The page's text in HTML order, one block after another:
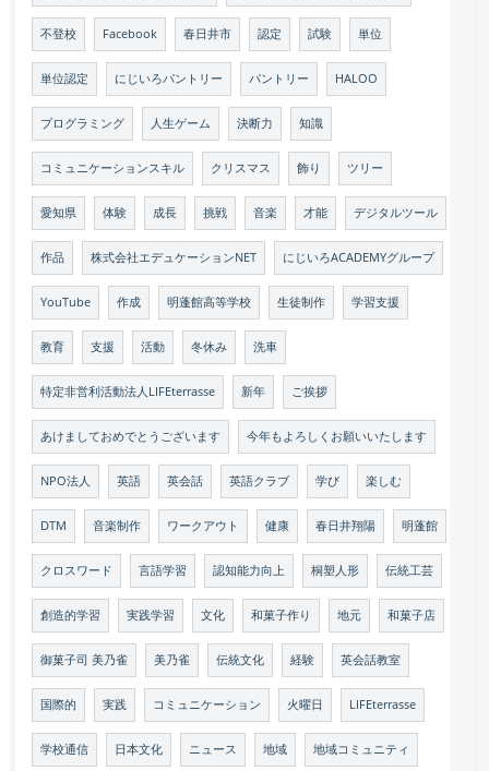
不登校 Facebook 春日井市 認定 試験 単位
単位認定 にじいろパントリー パントリー HALOO
プログラミング 人生ゲーム 決断力 知識
コミュニケーションスキル クリスマス 飾り ツリー
愛知県 体験 成長 挑戦 音楽 才能 デジタルツール
作品 株式会社エデュケーションNET にじいろACADEMYグループ
YouTube 作成 明蓬館高等学校 生徒制作 学習支援
教育 支援 活動 冬休み 洗車
特定非営利活動法人LIFEterrasse 新年 ご挨拶
あけましておめでとうございます 今年もよろしくお願いいたします
NPO法人 英語 英会話 英語クラブ 学び 楽しむ
DTM 音楽制作 ワークアウト 健康 春日井翔陽 明蓬館
クロスワード 言語学習 認知能力向上 桐塑人形 伝統工芸
創造的学習 実践学習 文化 和菓子作り 地元 和菓子店
御菓子司 美乃雀 美乃雀 伝統文化 経験 英会話教室
国際的 実践 コミュニケーション 火曜日 LIFEterrasse
学校通信 日本文化 ニュース 地域 地域コミュニティ